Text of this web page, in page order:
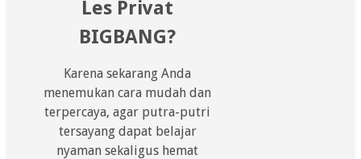
Les Privat
BIGBANG?
Karena sekarang Anda
menemukan cara mudah dan
terpercaya, agar putra-putri
tersayang dapat belajar
nyaman sekaligus hemat